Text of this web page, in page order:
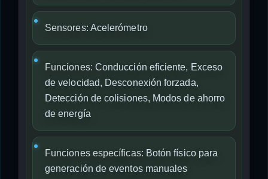
Sensores: Acelerómetro
Funciones: Conducción eficiente, Exceso
de velocidad, Desconexión forzada,
Detección de colisiones, Modos de ahorro
de energía
Funciones específicas: Botón físico para
generación de eventos manuales